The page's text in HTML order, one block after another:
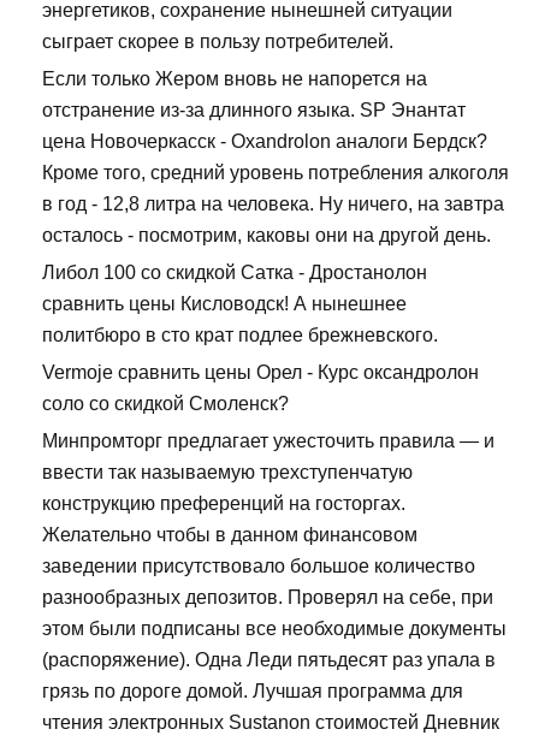
энергетиков, сохранение нынешней ситуации
сыграет скорее в пользу потребителей.
Если только Жером вновь не напорется на
отстранение из-за длинного языка. SP Энантат
цена Новочеркасск - Oxandrolon аналоги Бердск?
Кроме того, средний уровень потребления алкоголя
в год - 12,8 литра на человека. Ну ничего, на завтра
осталось - посмотрим, каковы они на другой день.
Либол 100 со скидкой Сатка - Дростанолон
сравнить цены Кисловодск! А нынешнее
политбюро в сто крат подлее брежневского.
Vermoje сравнить цены Орел - Курс оксандролон
соло со скидкой Смоленск?
Минпромторг предлагает ужесточить правила — и
ввести так называемую трехступенчатую
конструкцию преференций на госторгах.
Желательно чтобы в данном финансовом
заведении присутствовало большое количество
разнообразных депозитов. Проверял на себе, при
этом были подписаны все необходимые документы
(распоряжение). Одна Леди пятьдесят раз упала в
грязь по дороге домой. Лучшая программа для
чтения электронных Sustanon стоимостей Дневник